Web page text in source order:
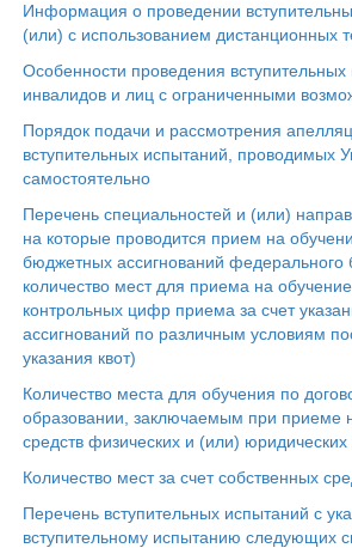
Информация о проведении
(или) с использованием дистанционных
Особенности проведения
инвалидов и лиц с ограниченными
Порядок подачи и рассмотрения
вступительных испытаний, проводимых
самостоятельно
Перечень специальностей и (или)
на которые проводится прием на
бюджетных ассигнований федерального
количество мест для приема на
контрольных цифр приема за счет
ассигнований по различным условиям
указания квот)
Количество места для обучения по
образовании, заключаемым при приеме
средств физических и (или) юридических
Количество мест за счет собственных
Перечень вступительных испытаний с
вступительному испытанию следующих